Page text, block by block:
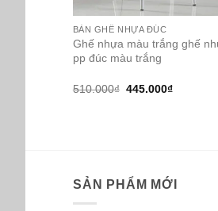
BÀN GHẾ NHỰA ĐÚC
Ghế nhựa màu trắng ghế
pp đúc màu trắng
510.000₫ Original
445.000₫Current
SẢN PHẨM MỚI